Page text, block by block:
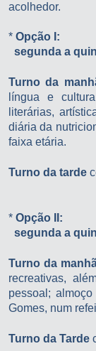
acolhedor.
* Opção I:
segunda a
Turno da
língua e
literárias,
diária da
faixa etária.
Turno da tarde
* Opção II:
segunda a
Turno da
recreativas,
pessoal;
Gomes, num
Turno da Tarde